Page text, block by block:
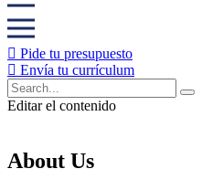
Pide tu presupuesto
Envía tu currículum
Editar el contenido
About Us